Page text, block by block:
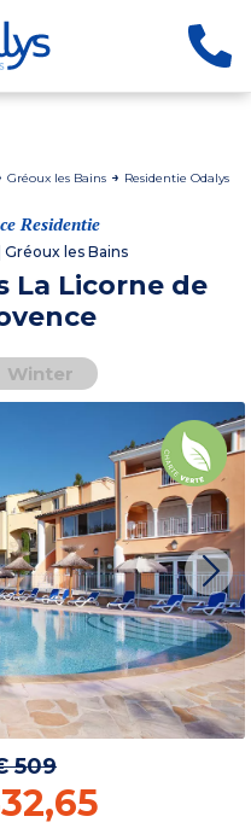
Gréoux les Bains
Residentie Odalys
Residentie
les Bains
La Licorne de
Winter
509